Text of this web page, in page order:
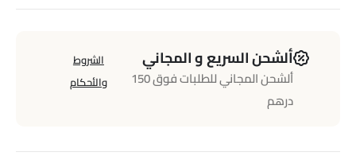
ألشحن السريع و المجاني
ألشحن المجاني للطلبات فوق 150
درهم
الشروط
والأحكام